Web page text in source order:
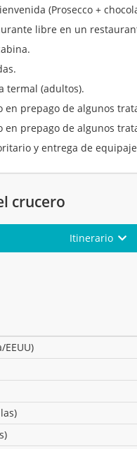
(Prosecco +
libre en un
termal (adultos).
en prepago de algunos
en prepago de algunos
y entrega de
crucero
Itinerario